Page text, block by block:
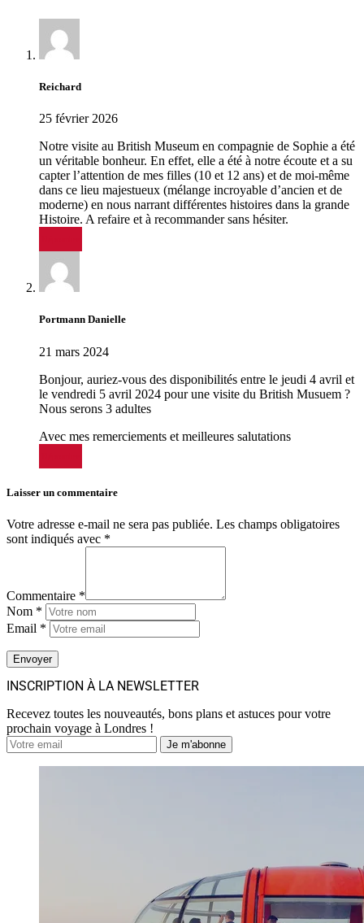
Reichard
25 février 2026
Notre visite au British Museum en compagnie de Sophie a été
un véritable bonheur. En effet, elle a été à notre écoute et a su
capter l’attention de mes filles (10 et 12 ans) et de moi-même
dans ce lieu majestueux (mélange incroyable d’ancien et de
moderne) en nous narrant différentes histoires dans la grande
Histoire. A refaire et à recommander sans hésiter.
Portmann Danielle
21 mars 2024
Bonjour, auriez-vous des disponibilités entre le jeudi 4 avril et
le vendredi 5 avril 2024 pour une visite du British Musuem ?
Nous serons 3 adultes
Avec mes remerciements et meilleures salutations
Laisser un commentaire
Votre adresse e-mail ne sera pas publiée. Les champs obligatoires
sont indiqués avec *
Commentaire *
Nom *
Email *
INSCRIPTION À LA NEWSLETTER
Recevez toutes les nouveautés, bons plans et astuces pour votre
prochain voyage à Londres !
Je m'abonne